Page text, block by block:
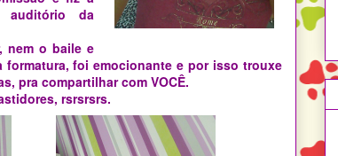
da
nem o baile e
foi emocionante e por isso trouxe
pra compartilhar com VOCÊ.
rsrsrsrs.